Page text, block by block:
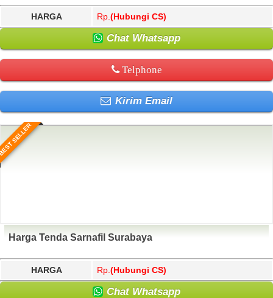
HARGA Rp. (Hubungi CS)
Chat Whatsapp
Telphone
Kirim Email
SELLER
Harga Tenda Sarnafil Surabaya
HARGA Rp. (Hubungi CS)
Chat Whatsapp